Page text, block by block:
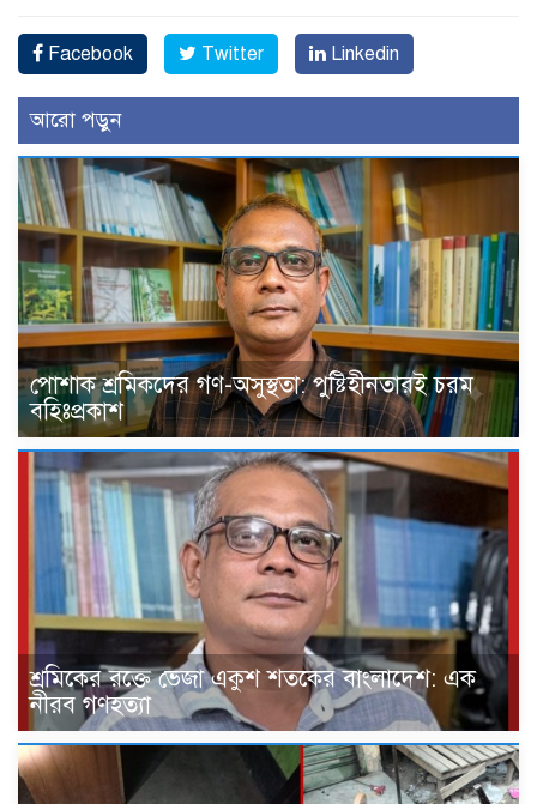
Facebook Twitter Linkedin
আরো পড়ুন
পোশাক শ্রমিকদের গণ-অসুস্থতা: পুষ্টিহীনতারই চরম
বহিঃপ্রকাশ
শ্রমিকের রক্তে ভেজা একুশ শতকের বাংলাদেশ: এক
নীরব গণহত্যা